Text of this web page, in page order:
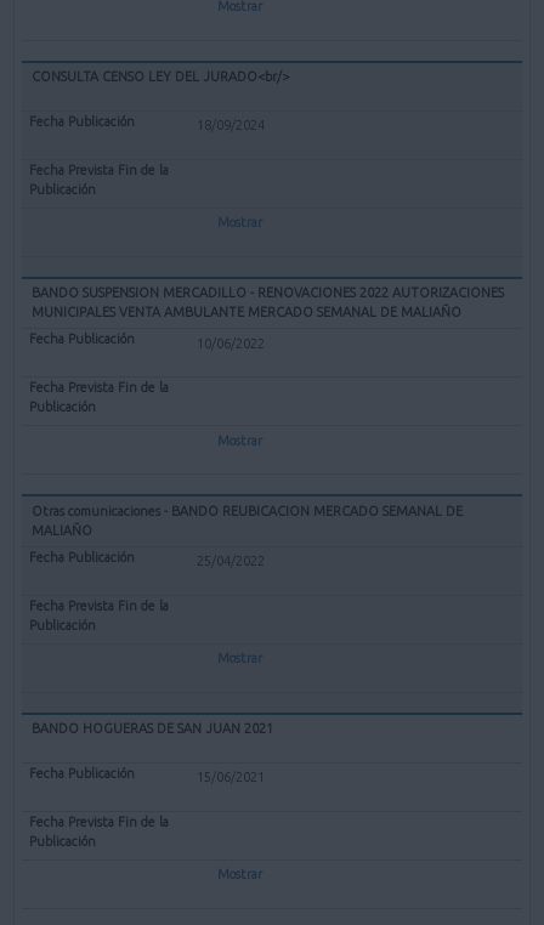
Mostrar
CONSULTA CENSO LEY DEL JURADO<br/>
18/09/2024
Mostrar
BANDO SUSPENSION MERCADILLO - RENOVACIONES 2022 AUTORIZACIONES
MUNICIPALES VENTA AMBULANTE MERCADO SEMANAL DE MALIAÑO
10/06/2022
Mostrar
Otras comunicaciones - BANDO REUBICACION MERCADO SEMANAL DE
MALIAÑO
25/04/2022
Mostrar
BANDO HOGUERAS DE SAN JUAN 2021
15/06/2021
Mostrar